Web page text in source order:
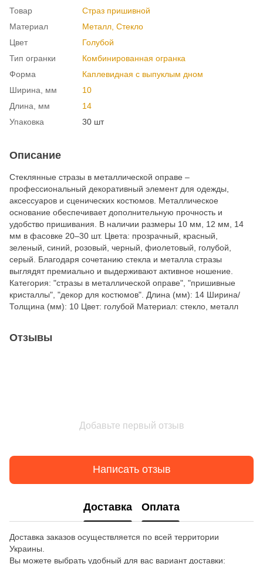
Товар
Страз пришивной
Материал
Металл, Cтекло
Цвет
Голубой
Тип огранки
Комбинированная огранка
Форма
Каплевидная с выпуклым дном
Ширина, мм
10
Длина, мм
14
Упаковка
30 шт
Описание
Стеклянные стразы в металлической оправе –
профессиональный декоративный элемент для одежды,
аксессуаров и сценических костюмов. Металлическое
основание обеспечивает дополнительную прочность и
удобство пришивания. В наличии размеры 10 мм, 12 мм, 14
мм в фасовке 20–30 шт. Цвета: прозрачный, красный,
зеленый, синий, розовый, черный, фиолетовый, голубой,
серый. Благодаря сочетанию стекла и металла стразы
выглядят премиально и выдерживают активное ношение.
Категория: "стразы в металлической оправе", "пришивные
кристаллы", "декор для костюмов". Длина (мм): 14 Ширина/
Толщина (мм): 10 Цвет: голубой Материал: стекло, металл
Отзывы
Добавьте первый отзыв
Написать отзыв
Доставка Оплата
Доставка заказов осуществляется по всей территории
Украины.
Вы можете выбрать удобный для вас вариант доставки: